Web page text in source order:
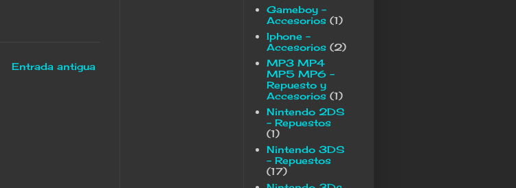
Entrada antigua
Gameboy -
Accesorios (1)
Iphone -
Accesorios (2)
MP3 MP4
MP5 MP6 -
Repuesto y
Accesorios (1)
Nintendo 2DS
- Repuestos
(1)
Nintendo 3DS
- Repuestos
(17)